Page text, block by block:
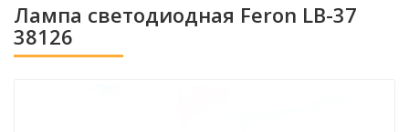
Лампа светодиодная Feron LB-37
38126